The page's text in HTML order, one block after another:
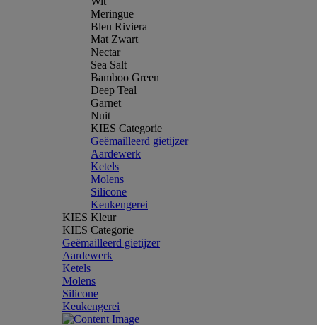
Meringue
Bleu Riviera
Mat Zwart
Nectar
Sea Salt
Bamboo Green
Deep Teal
Garnet
Nuit
KIES Categorie
Geëmailleerd gietijzer
Aardewerk
Ketels
Molens
Silicone
Keukengerei
KIES Kleur
KIES Categorie
Geëmailleerd gietijzer
Aardewerk
Ketels
Molens
Silicone
Keukengerei